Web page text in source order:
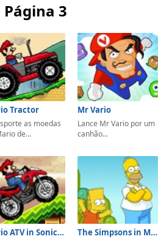
3
Tractor
as moedas
de...
Mr Vario
Lance Mr Vario por um
canhão...
Mario ATV in Sonic Land The Simpsons in Mario World